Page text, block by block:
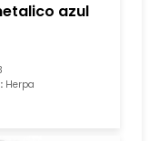
azul
Herpa